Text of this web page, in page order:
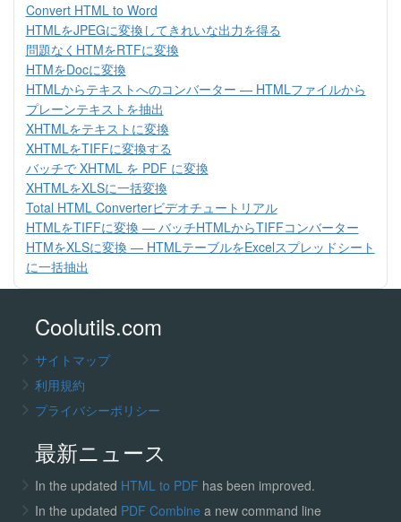
Convert HTML to Word
HTMLをJPEGに変換してきれいな出力を得る
問題なくHTMをRTFに変換
HTMをDocに変換
HTMLからテキストへのコンバーター — HTMLファイルから
プレーンテキストを抽出
XHTMLをテキストに変換
XHTMLをTIFFに変換する
バッチで XHTML を PDF に変換
XHTMLをXLSに一括変換
Total HTML Converterビデオチュートリアル
HTMLをTIFFに変換 — バッチHTMLからTIFFコンバーター
HTMをXLSに変換 — HTMLテーブルをExcelスプレッドシート
に一括抽出
Coolutils.com
サイトマップ
利用規約
プライバシーポリシー
最新ニュース
In the updated HTML to PDF has been improved.
In the updated PDF Combine a new command line